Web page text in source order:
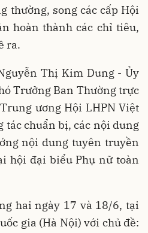
thường, song các cấp Hội
hoàn thành các chỉ tiêu,
ra.
Thị Kim Dung - Ủy
Trưởng Ban Thường trực
ương Hội LHPN Việt
tác chuẩn bị, các nội dung
nội dung tuyên truyền
hội đại biểu Phụ nữ toàn
hai ngày 17 và 18/6, tại
gia (Hà Nội) với chủ đề: